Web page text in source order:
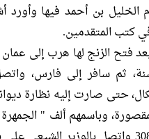
الخليل بن أحمد فيها وأورد
كتب المتقدمين.
فتح الزنج لها هرب إلى
ثم سافر إلى فارس،
حتى صارت إليه نظارة
وباسمهم ألف "